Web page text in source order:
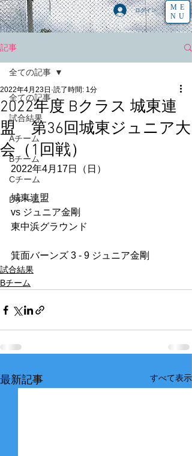
ログイン
ME
NU
記事
全ての記事
試合結果
Aチーム
Bチーム
Cチーム
Dチーム
全ての記事
2022年度 Bクラス 城東連
盟 第36回城東ジュニア大
会（1回戦）
2022年4月23日 読了時間: 1分
2022年4月17日（日）
城東連盟
vs ジュニア金剛
東中浜グラウンド
箕面バーンズ 3 - 9 ジュニア金剛
試合結果
Bチーム
最新記事 すべて表示